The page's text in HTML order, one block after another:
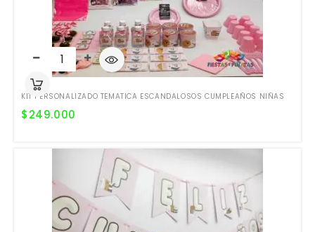
KIT PERSONALIZADO TEMATICA ESCANDALOSOS CUMPLEAÑOS NIÑAS
$249.000